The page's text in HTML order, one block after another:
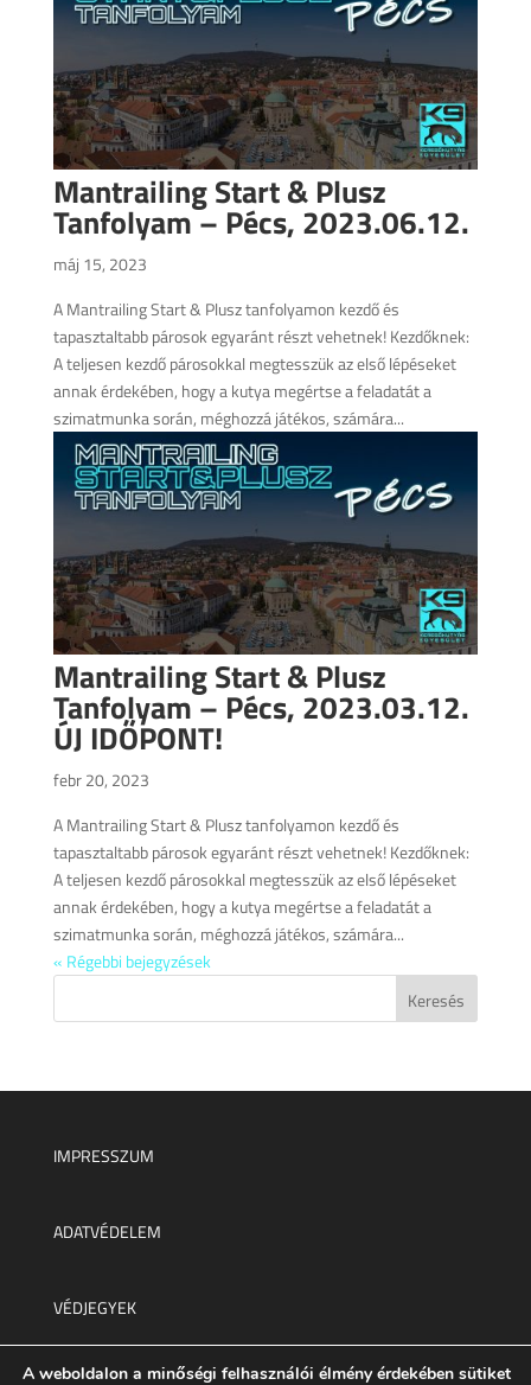
Mantrailing Start & Plusz
Tanfolyam – Pécs, 2023.06.12.
máj 15, 2023
A Mantrailing Start & Plusz tanfolyamon kezdő és
tapasztaltabb párosok egyaránt részt vehetnek! Kezdőknek:
A teljesen kezdő párosokkal megtesszük az első lépéseket
annak érdekében, hogy a kutya megértse a feladatát a
szimatmunka során, méghozzá játékos, számára...
Mantrailing Start & Plusz
Tanfolyam – Pécs, 2023.03.12.
ÚJ IDŐPONT!
febr 20, 2023
A Mantrailing Start & Plusz tanfolyamon kezdő és
tapasztaltabb párosok egyaránt részt vehetnek! Kezdőknek:
A teljesen kezdő párosokkal megtesszük az első lépéseket
annak érdekében, hogy a kutya megértse a feladatát a
szimatmunka során, méghozzá játékos, számára...
« Régebbi bejegyzések
IMPRESSZUM
ADATVÉDELEM
VÉDJEGYEK
A weboldalon a minőségi felhasználói élmény érdekében sütiket